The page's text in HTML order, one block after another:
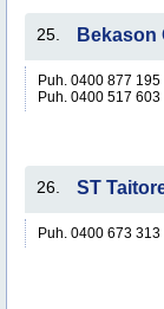
25. Bekason
Puh. 0400 877 195
Puh. 0400 517 603
26. ST
Puh. 0400 673 313